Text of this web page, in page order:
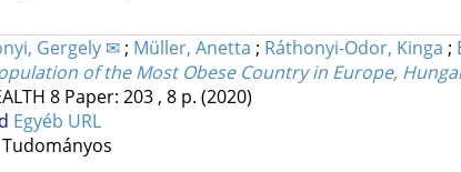
Gergely ✉ ; Müller, Anetta ; Ráthonyi-Odor, Kinga ;
of the Most Obese Country in Europe,
8 Paper: 203 , 8 p. (2020)
Egyéb URL